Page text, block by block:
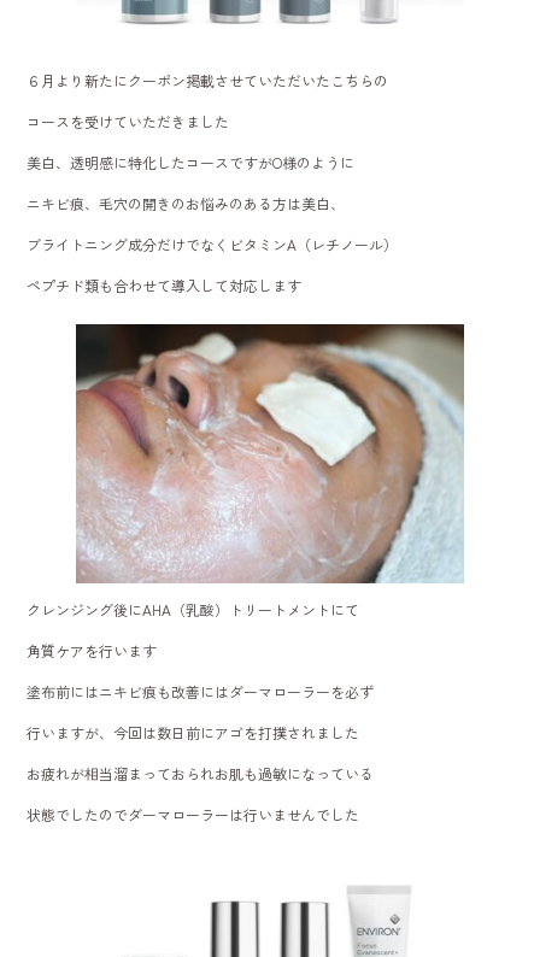
６月より新たにクーポン掲載させていただいたこちらの
コースを受けていただきました
美白、透明感に特化したコースですがO様のように
ニキビ痕、毛穴の開きのお悩みのある方は美白、
ブライトニング成分だけでなくビタミンA（レチノール）
ペプチド類も合わせて導入して対応します
クレンジング後にAHA（乳酸）トリートメントにて
角質ケアを行います
塗布前にはニキビ痕も改善にはダーマローラーを必ず
行いますが、今回は数日前にアゴを打撲されました
お疲れが相当溜まっておられお肌も過敏になっている
状態でしたのでダーマローラーは行いませんでした